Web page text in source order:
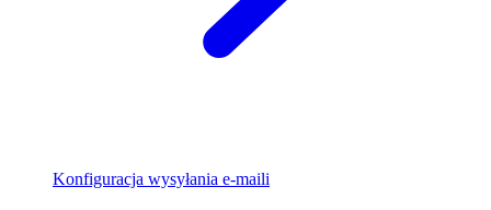
Konfiguracja wysyłania e-maili